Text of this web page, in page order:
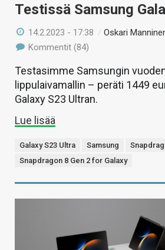
Testissä Samsung
14.2.2023 - 17:38 /Oskari
Kommentit (84)
Testasimme Samsungin
lippulaivamallin – peräti 1449
Galaxy S23 Ultran.
Lue lisää
Galaxy S23 Ultra Samsung
Snapdragon 8 Gen 2 for Galaxy